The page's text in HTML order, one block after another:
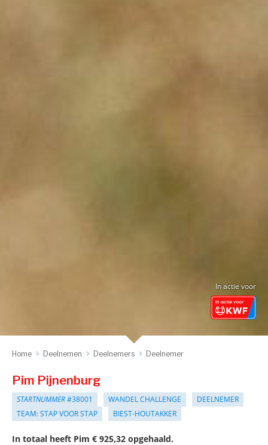
In actie voor
Home Deelnemen Deelnemers Deelnemer
Pim Pijnenburg
STARTNUMMER#38001 WANDEL CHALLENGE
DEELNEMER
TEAM: STAP VOOR STAP
BIEST-HOUTAKKER
In totaal heeft Pim € 925,32 opgehaald.